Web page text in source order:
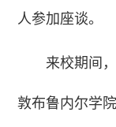
人参加座谈。
来校期间
敦布鲁内尔学